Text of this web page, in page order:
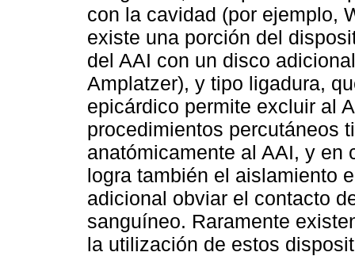
con la cavidad (por ejemplo,
existe una porción del
del AAI con un disco
Amplatzer), y tipo ligadura,
epicárdico permite excluir al
procedimientos percutáneos
anatómicamente al AAI, y en
logra también el aislamiento
adicional obviar el contacto
sanguíneo. Raramente
la utilización de estos